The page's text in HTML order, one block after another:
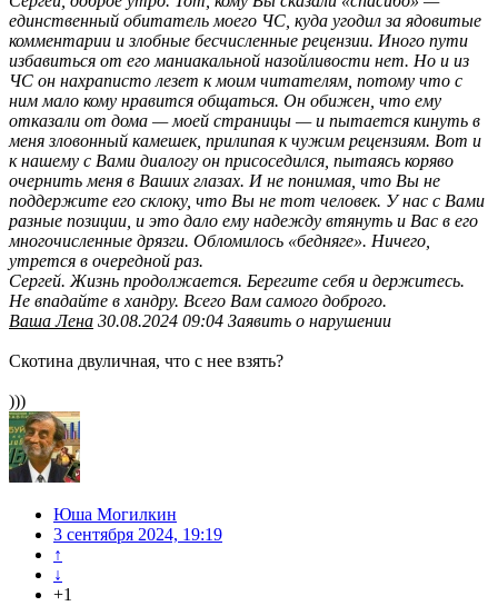
единственный обитатель моего ЧС, куда угодил за ядовитые
комментарии и злобные бесчисленные рецензии. Иного пути
избавиться от его маниакальной назойливости нет. Но и из
ЧС он нахраписто лезет к моим читателям, потому что с
ним мало кому нравится общаться. Он обижен, что ему
отказали от дома — моей страницы — и пытается кинуть в
меня зловонный камешек, прилипая к чужим рецензиям. Вот и
к нашему с Вами диалогу он присоседился, пытаясь коряво
очернить меня в Ваших глазах. И не понимая, что Вы не
поддержите его склоку, что Вы не тот человек. У нас с Вами
разные позиции, и это дало ему надежду втянуть и Вас в его
многочисленные дрязги. Обломилось «бедняге». Ничего,
утрется в очередной раз.
Сергей. Жизнь продолжается. Берегите себя и держитесь.
Не впадайте в хандру. Всего Вам самого доброго.
Ваша Лена 30.08.2024 09:04 Заявить о нарушении
Скотина двуличная, что с нее взять?
)))
Юша Могилкин
3 сентября 2024, 19:19
↑
↓
+1